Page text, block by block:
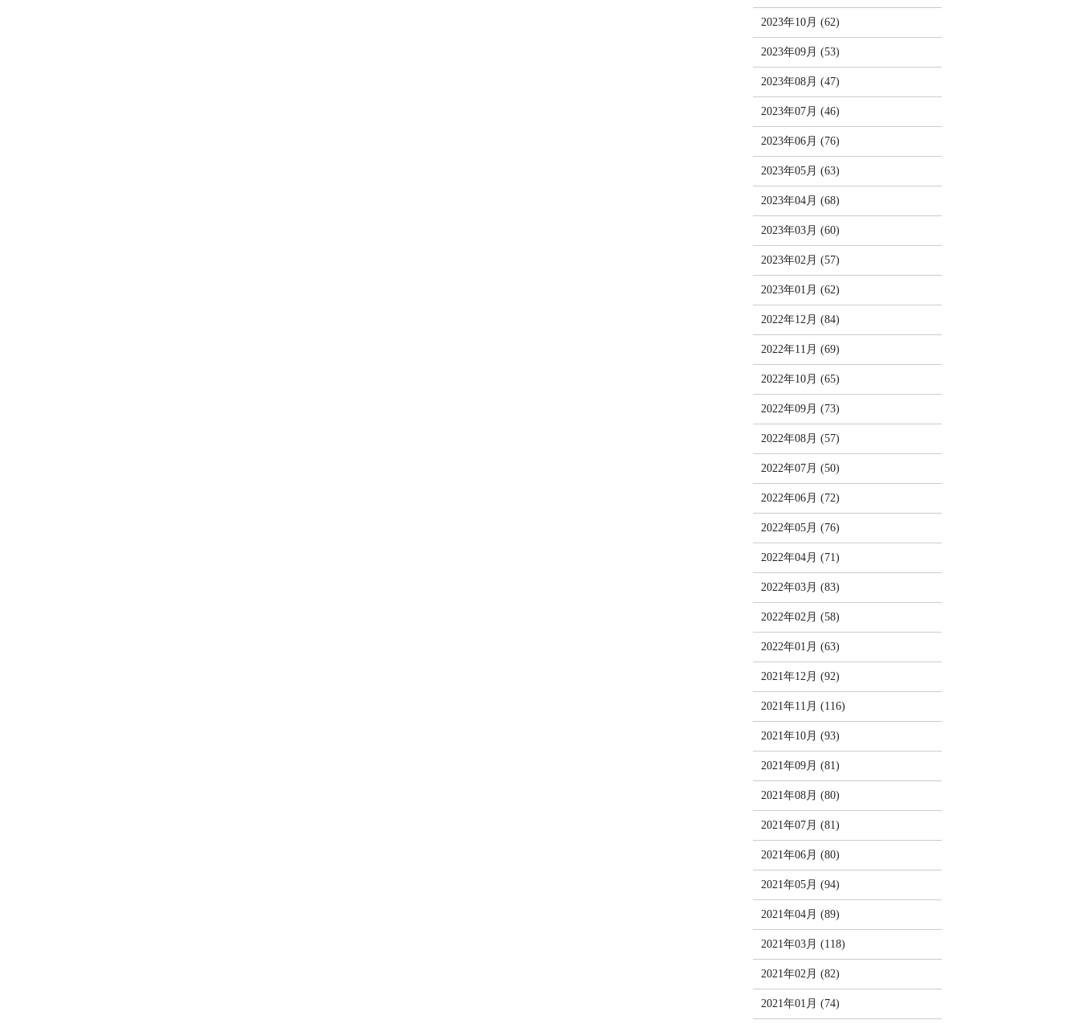
2023年10月 (62)
2023年09月 (53)
2023年08月 (47)
2023年07月 (46)
2023年06月 (76)
2023年05月 (63)
2023年04月 (68)
2023年03月 (60)
2023年02月 (57)
2023年01月 (62)
2022年12月 (84)
2022年11月 (69)
2022年10月 (65)
2022年09月 (73)
2022年08月 (57)
2022年07月 (50)
2022年06月 (72)
2022年05月 (76)
2022年04月 (71)
2022年03月 (83)
2022年02月 (58)
2022年01月 (63)
2021年12月 (92)
2021年11月 (116)
2021年10月 (93)
2021年09月 (81)
2021年08月 (80)
2021年07月 (81)
2021年06月 (80)
2021年05月 (94)
2021年04月 (89)
2021年03月 (118)
2021年02月 (82)
2021年01月 (74)